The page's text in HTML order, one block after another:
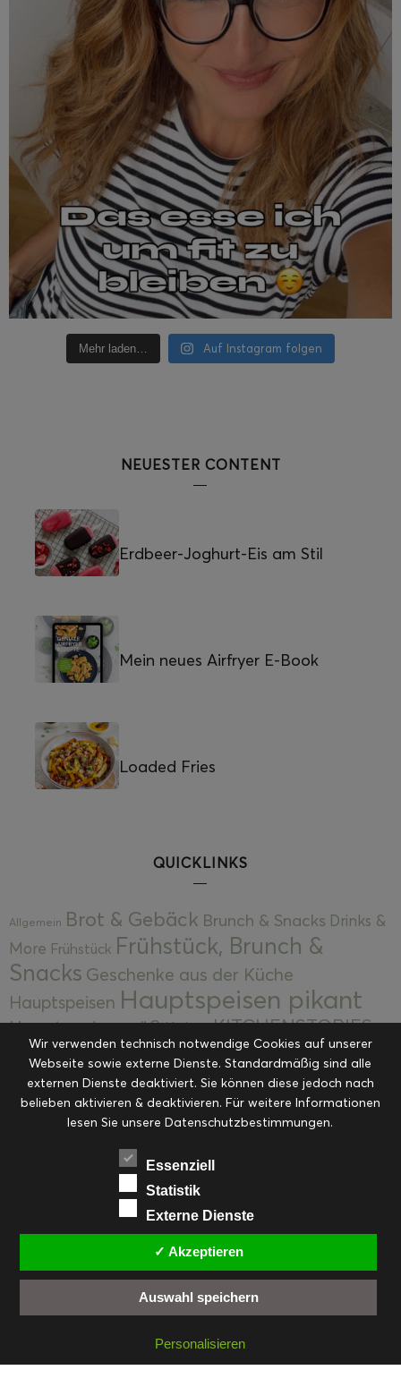
Mehr laden… Auf Instagram folgen
NEUESTER CONTENT
Erdbeer-Joghurt-Eis am Stil
Mein neues Airfryer E-Book
Loaded Fries
QUICKLINKS
Allgemein Brot & Gebäck Brunch & Snacks Drinks &
More Frühstück Frühstück, Brunch &
Snacks Geschenke aus der Küche
Hauptspeisen Hauptspeisen pikant
Hauptspeisen süßKekseKITCHENSTORIES
Kuchen, Torten & Desserts Kuchen und
Desserts Kulinarik Kulinarische Mitbringsel &
Eingemachtes Ohne Kategorie Ostern Resteküche
RezepteSaisonalSliderStartseite
Suppen, Salate & Vorspeisen
Vorspeisen, Salate & Suppen
Weihnachten Workshops & Events
FACEBOOK PINTEREST
EMAIL
INSTAGRAM
© cookiteasy.at by Simone Kemptner | powered byECKER Digital IT Solutions
Wir verwenden technisch notwendige Cookies auf unserer
Webseite sowie externe Dienste. Standardmäßig sind alle
externen Dienste deaktiviert. Sie können diese jedoch nach
belieben aktivieren & deaktivieren. Für weitere Informationen
lesen Sie unsere Datenschutzbestimmungen.
Essenziell
Statistik
Externe Dienste
✓ Akzeptieren
Auswahl speichern
Personalisieren